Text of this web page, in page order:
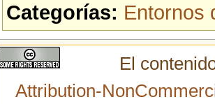
Categorías: Entornos
El
Attribution-